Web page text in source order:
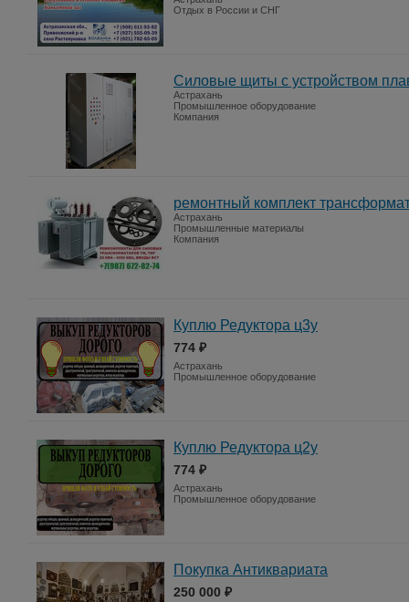
Отдых в России и СНГ
Силовые щиты с устройством
Астрахань
Промышленное оборудование
Компания
ремонтный комплект
Астрахань
Промышленные материалы
Компания
Куплю Редуктора ц3у
774 ₽
Астрахань
Промышленное оборудование
Куплю Редуктора ц2у
774 ₽
Астрахань
Промышленное оборудование
Покупка Антиквариата
250 000 ₽